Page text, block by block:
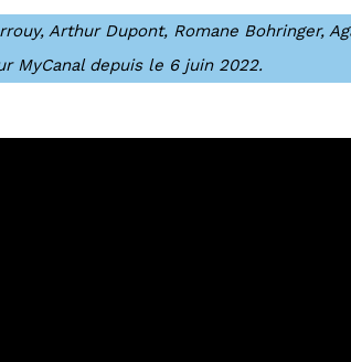
Arthur Dupont, Romane Bohringer,
MyCanal depuis le 6 juin 2022.